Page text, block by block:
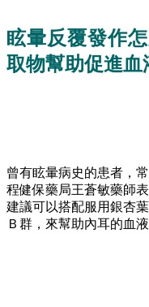
眩暈反覆發作
取物幫助促進血
曾有眩暈病史的患者，
程健保藥局王蒼敏藥師
建議可以搭配服用銀杏
Ｂ群，來幫助內耳的血液